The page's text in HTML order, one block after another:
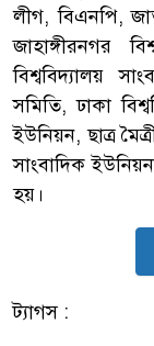
লীগ, বিএনপি,
জাহাঙ্গীরনগর
বিশ্ববিদ্যালয়
সমিতি, ঢাকা
ইউনিয়ন, ছাত্র
সাংবাদিক
হয়।
ট্যাগস :